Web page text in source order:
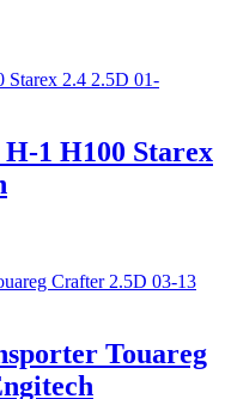
1 H100 Starex
Touareg